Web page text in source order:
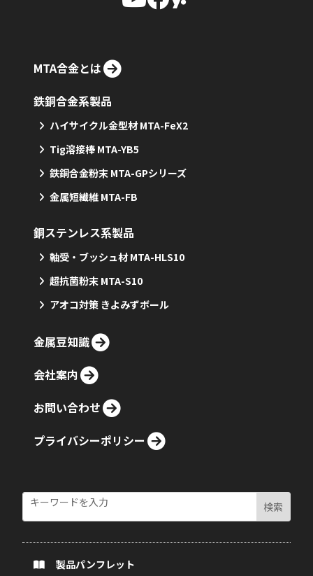
MTA合金とは
鉄銅合金系製品
ハイサイクル金型材 MTA-FeX2
Tig溶接棒 MTA-YB5
鉄銅合金粉末 MTA-GPシリーズ
金属短繊維 MTA-FB
銅ステンレス系製品
軸受・ブッシュ材 MTA-HLS10
超抗菌粉末 MTA-S10
アオコ対策 きよみずボール
金属豆知識
会社案内
お問い合わせ
プライバシーポリシー
製品パンフレット